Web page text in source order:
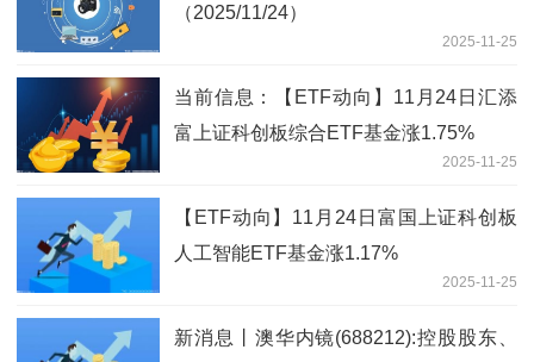
（2025/11/24）
2025-11-25
当前信息：【ETF动向】11月24日汇添
富上证科创板综合ETF基金涨1.75%
2025-11-25
【ETF动向】11月24日富国上证科创板
人工智能ETF基金涨1.17%
2025-11-25
新消息丨澳华内镜(688212):控股股东、